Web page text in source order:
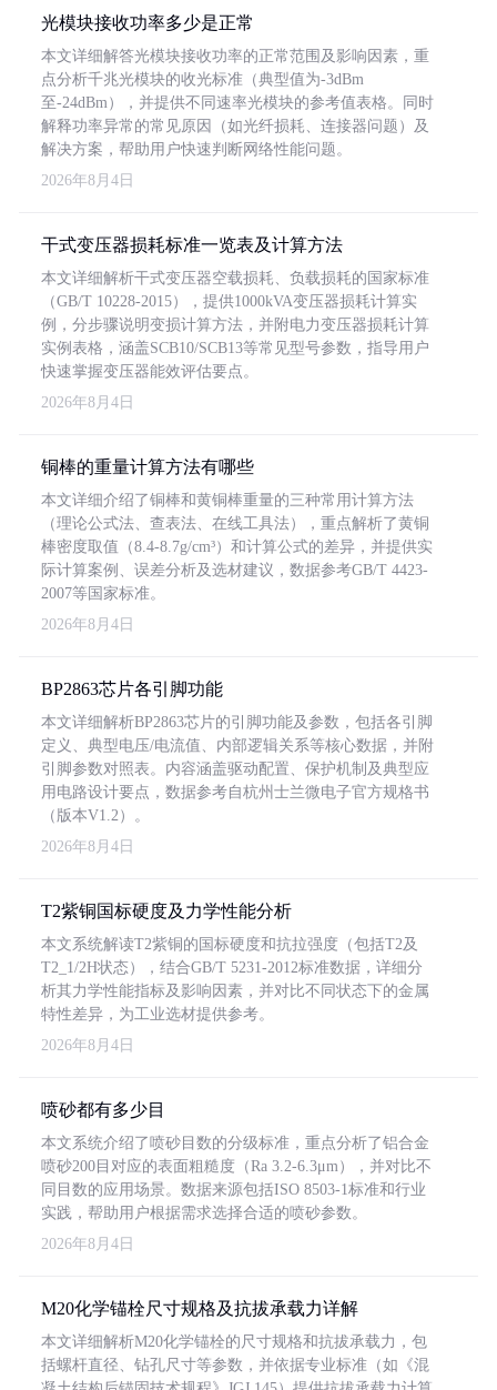
光模块接收功率多少是正常
本文详细解答光模块接收功率的正常范围及影响因素，重
点分析千兆光模块的收光标准（典型值为-3dBm
至-24dBm），并提供不同速率光模块的参考值表格。同时
解释功率异常的常见原因（如光纤损耗、连接器问题）及
解决方案，帮助用户快速判断网络性能问题。
2026年8月4日
干式变压器损耗标准一览表及计算方法
本文详细解析干式变压器空载损耗、负载损耗的国家标准
（GB/T 10228-2015），提供1000kVA变压器损耗计算实
例，分步骤说明变损计算方法，并附电力变压器损耗计算
实例表格，涵盖SCB10/SCB13等常见型号参数，指导用户
快速掌握变压器能效评估要点。
2026年8月4日
铜棒的重量计算方法有哪些
本文详细介绍了铜棒和黄铜棒重量的三种常用计算方法
（理论公式法、查表法、在线工具法），重点解析了黄铜
棒密度取值（8.4-8.7g/cm³）和计算公式的差异，并提供实
际计算案例、误差分析及选材建议，数据参考GB/T 4423-
2007等国家标准。
2026年8月4日
BP2863芯片各引脚功能
本文详细解析BP2863芯片的引脚功能及参数，包括各引脚
定义、典型电压/电流值、内部逻辑关系等核心数据，并附
引脚参数对照表。内容涵盖驱动配置、保护机制及典型应
用电路设计要点，数据参考自杭州士兰微电子官方规格书
（版本V1.2）。
2026年8月4日
T2紫铜国标硬度及力学性能分析
本文系统解读T2紫铜的国标硬度和抗拉强度（包括T2及
T2_1/2H状态），结合GB/T 5231-2012标准数据，详细分
析其力学性能指标及影响因素，并对比不同状态下的金属
特性差异，为工业选材提供参考。
2026年8月4日
喷砂都有多少目
本文系统介绍了喷砂目数的分级标准，重点分析了铝合金
喷砂200目对应的表面粗糙度（Ra 3.2-6.3μm），并对比不
同目数的应用场景。数据来源包括ISO 8503-1标准和行业
实践，帮助用户根据需求选择合适的喷砂参数。
2026年8月4日
M20化学锚栓尺寸规格及抗拔承载力详解
本文详细解析M20化学锚栓的尺寸规格和抗拔承载力，包
括螺杆直径、钻孔尺寸等参数，并依据专业标准（如《混